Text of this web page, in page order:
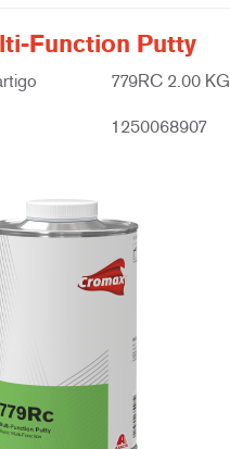
Function Putty
779RC 2.00 KG
1250068907